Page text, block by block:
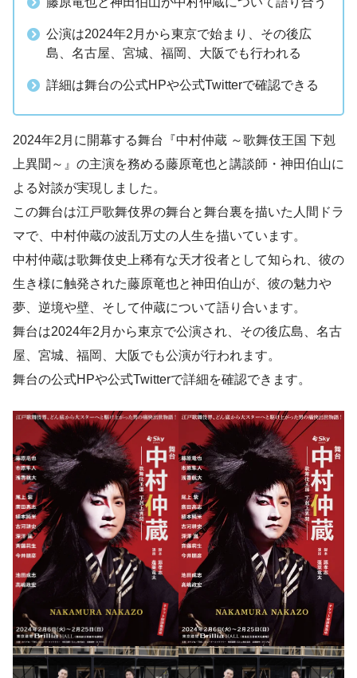
公演は2024年2月から東京で始まり、その後広
島、名古屋、宮城、福岡、大阪でも行われる
詳細は舞台の公式HPや公式Twitterで確認できる
2024年2月に開幕する舞台『中村仲蔵 ～歌舞伎王国 下剋
上異聞～』の主演を務める藤原竜也と講談師・神田伯山に
よる対談が実現しました。
この舞台は江戸歌舞伎界の舞台と舞台裏を描いた人間ドラ
マで、中村仲蔵の波乱万丈の人生を描いています。
中村仲蔵は歌舞伎史上稀有な天才役者として知られ、彼の
生き様に触発された藤原竜也と神田伯山が、彼の魅力や
夢、逆境や壁、そして仲蔵について語り合います。
舞台は2024年2月から東京で公演され、その後広島、名古
屋、宮城、福岡、大阪でも公演が行われます。
舞台の公式HPや公式Twitterで詳細を確認できます。